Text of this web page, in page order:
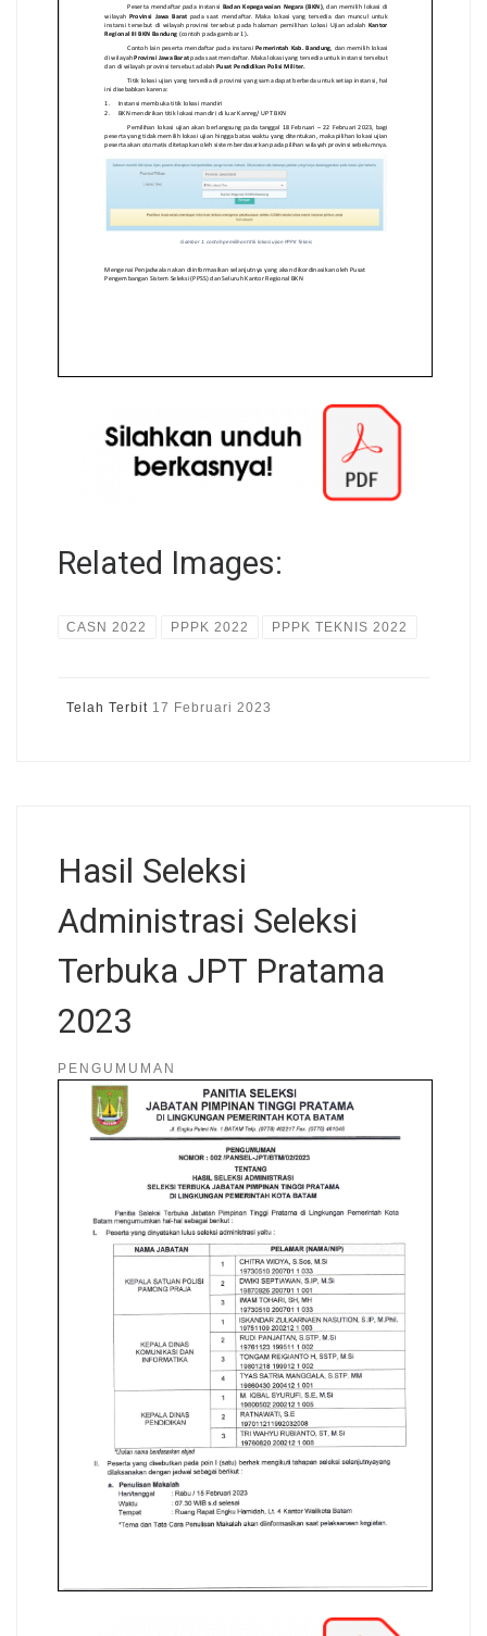
Related Images:
CASN 2022 PPPK 2022 PPPK TEKNIS 2022
Telah Terbit 17 Februari 2023
Hasil Seleksi
Administrasi Seleksi
Terbuka JPT Pratama
2023
PENGUMUMAN